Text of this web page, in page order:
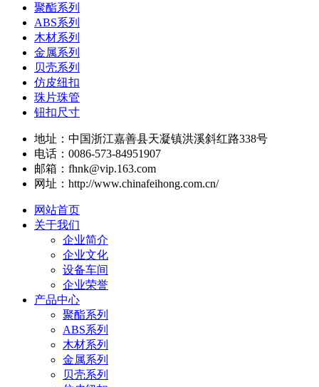
聚酯系列
ABS系列
木材系列
金属系列
贝壳系列
仿皮纽扣
珠片珠管
钮扣尺寸
地址：中国浙江嘉善县天凝镇洪溪斜红路338号
电话：0086-573-84951907
邮箱：fhnk@vip.163.com
网址：http://www.chinafeihong.com.cn/
网站首页
关于我们
企业简介
企业文化
设备车间
企业荣誉
产品中心
聚酯系列
ABS系列
木材系列
金属系列
贝壳系列